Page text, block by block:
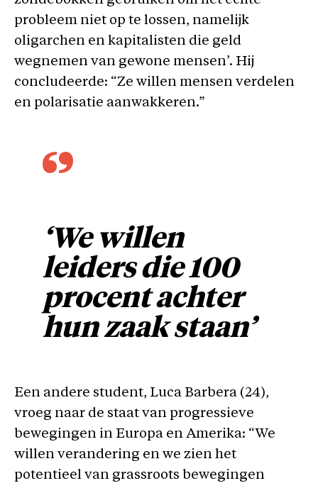
probleem niet op te lossen, namelijk
oligarchen en kapitalisten die geld
wegnemen van gewone mensen’. Hij
concludeerde: “Ze willen mensen verdelen
en polarisatie aanwakkeren.”
‘We willen
leiders die 100
procent achter
hun zaak staan’
Een andere student, Luca Barbera (24),
vroeg naar de staat van progressieve
bewegingen in Europa en Amerika: “We
willen verandering en we zien het
potentieel van grassroots bewegingen